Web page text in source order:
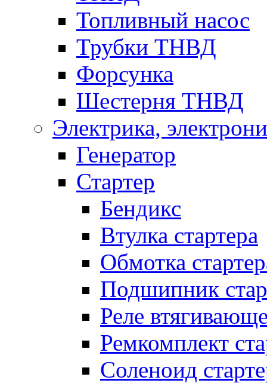
Топливный насос
Трубки ТНВД
Форсунка
Шестерня ТНВД
Электрика,
Генератор
Стартер
Бендикс
Втулка стартера
Обмотка
Подшипник
Реле
Ремкомплект
Соленоид